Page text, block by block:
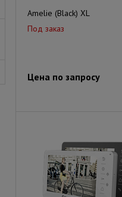
Amelie (Black) XL
Под заказ
Цена по запросу